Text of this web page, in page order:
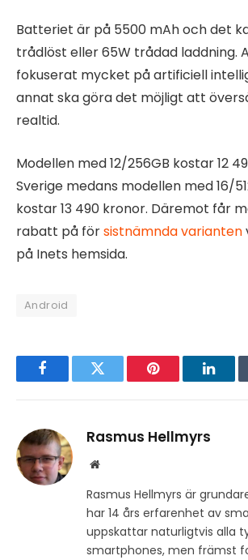
Batteriet är på 5500 mAh och det
trådlöst eller 65W trådad laddning.
fokuserat mycket på artificiell
annat ska göra det möjligt att
realtid.
Modellen med 12/256GB kostar 12
Sverige medans modellen med 16/
kostar 13 490 kronor. Däremot får
rabatt på försistnämnda varianten
på Inets hemsida.
Android
FacebookTwitter Pinterest
Rasmus Hellmyrs
Website
Rasmus Hellmyrs är grundare
har 14 års erfarenhet av
uppskattar naturligtvis alla
smartphones, men främst